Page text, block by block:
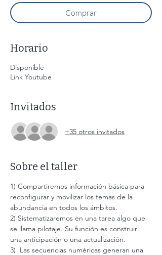
Comprar
Horario
Disponible
Link Youtube
Invitados
+35 otros invitados
Sobre el taller
1) Compartiremos información básica para
reconfigurar y movilizar los temas de la
abundancia en todos los ámbitos.
2) Sistematizaremos en una tarea algo que
se llama pilotaje. Su función es construir
una anticipación o una actualización.
3)  Las secuencias numéricas generan una